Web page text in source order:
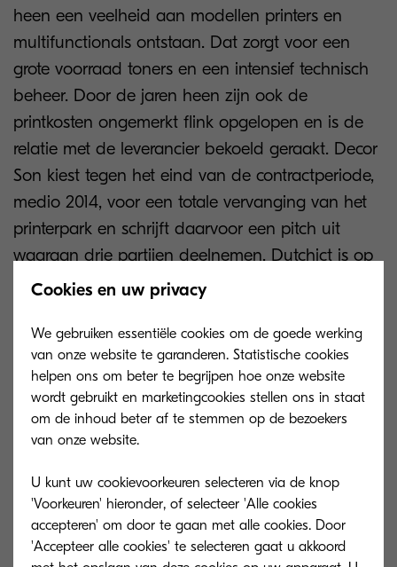
heen een veelheid aan modellen printers en
multifunctionals ontstaan. Dat zorgt voor een
grote voorraad toners en een intensief technisch
beheer. Door de jaren heen zijn ook de
printkosten ongemerkt flink opgelopen en is de
relatie met de leverancier bekoeld geraakt. Decor
Son kiest tegen het eind van de contractperiode,
medio 2014, voor een totale vervanging van het
printerpark en schrijft daarvoor een pitch uit
waaraan drie partijen deelnemen. Dutchict is op
dat moment al ICT-partner van Decor Son en
voorkeursmerk KYOCERA.
Oplossing
Dutchict en KYOCERA komen als beste uit de
bus, en de keuze valt dan ook op deze
combinatie. Twee factoren geven hierbij de
doorslag: de eigen ervaring met een opgestelde
proefmachine, en de vele positieve ervaringen
Cookies en uw privacy
We gebruiken essentiële cookies om de goede werking
van onze website te garanderen. Statistische cookies
helpen ons om beter te begrijpen hoe onze website
wordt gebruikt en marketingcookies stellen ons in staat
om de inhoud beter af te stemmen op de bezoekers
van onze website.
U kunt uw cookievoorkeuren selecteren via de knop
'Voorkeuren' hieronder, of selecteer 'Alle cookies
accepteren' om door te gaan met alle cookies. Door
'Accepteer alle cookies' te selecteren gaat u akkoord